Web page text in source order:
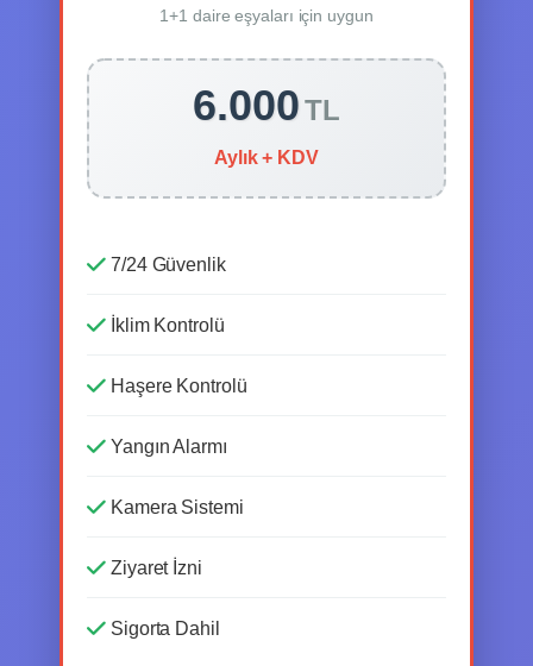
1+1 daire eşyaları için uygun
6.000TL
Aylık + KDV
7/24 Güvenlik
İklim Kontrolü
Haşere Kontrolü
Yangın Alarmı
Kamera Sistemi
Ziyaret İzni
Sigorta Dahil